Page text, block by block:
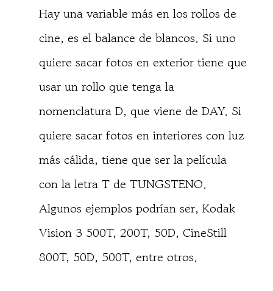
Hay una variable más en los rollos de
cine, es el balance de blancos. Si uno
quiere sacar fotos en exterior tiene que
usar un rollo que tenga la
nomenclatura D, que viene de DAY. Si
quiere sacar fotos en interiores con luz
más cálida, tiene que ser la película
con la letra T de TUNGSTENO.
Algunos ejemplos podrían ser, Kodak
Vision 3 500T, 200T, 50D, CineStill
800T, 50D, 500T, entre otros.